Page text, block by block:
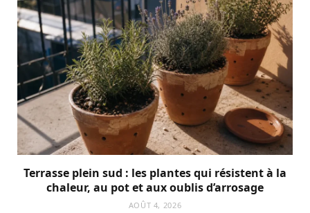
Terrasse plein sud : les plantes qui résistent à la
chaleur, au pot et aux oublis d’arrosage
AOÛT 4, 2026